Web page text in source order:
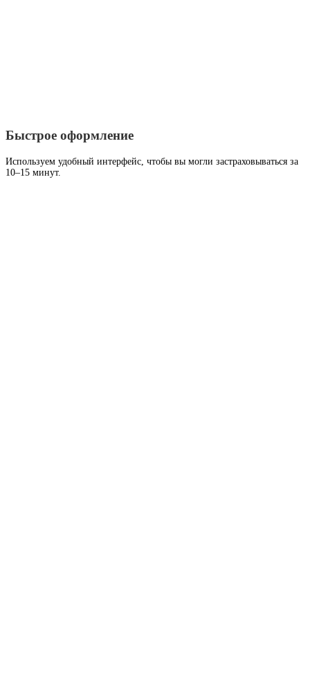
Быстрое оформление
Используем удобный интерфейс, чтобы вы могли застраховываться за
10–15 минут.